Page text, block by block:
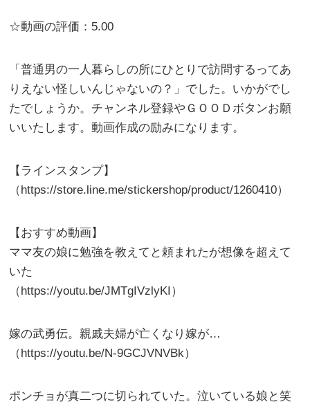
☆動画の評価：5.00
「普通男の一人暮らしの所にひとりで訪問するってあ
りえない怪しいんじゃないの？」でした。いかがでし
たでしょうか。チャンネル登録やＧＯＯＤボタンお願
いいたします。動画作成の励みになります。
【ラインスタンプ】
（https://store.line.me/stickershop/product/1260410）
【おすすめ動画】
ママ友の娘に勉強を教えてと頼まれたが想像を超えて
いた
（https://youtu.be/JMTgIVzlyKI）
嫁の武勇伝。親戚夫婦が亡くなり嫁が…
（https://youtu.be/N-9GCJVNVBk）
ポンチョが真二つに切られていた。泣いている娘と笑